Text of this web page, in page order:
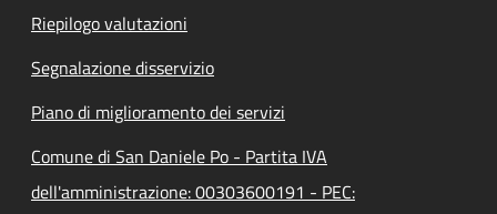
Riepilogo valutazioni
Segnalazione disservizio
Piano di miglioramento dei servizi
Comune di San Daniele Po - Partita IVA
dell'amministrazione: 00303600191 - PEC: